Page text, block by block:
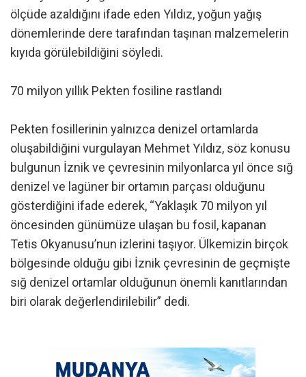
ölçüde azaldığını ifade eden Yıldız, yoğun yağış
dönemlerinde dere tarafından taşınan malzemelerin
kıyıda görülebildiğini söyledi.
70 milyon yıllık Pekten fosiline rastlandı
Pekten fosillerinin yalnızca denizel ortamlarda
oluşabildiğini vurgulayan Mehmet Yıldız, söz konusu
bulgunun İznik ve çevresinin milyonlarca yıl önce sığ
denizel ve lagüner bir ortamın parçası olduğunu
gösterdiğini ifade ederek, “Yaklaşık 70 milyon yıl
öncesinden günümüze ulaşan bu fosil, kapanan
Tetis Okyanusu’nun izlerini taşıyor. Ülkemizin birçok
bölgesinde olduğu gibi İznik çevresinin de geçmişte
sığ denizel ortamlar olduğunun önemli kanıtlarından
biri olarak değerlendirilebilir” dedi.